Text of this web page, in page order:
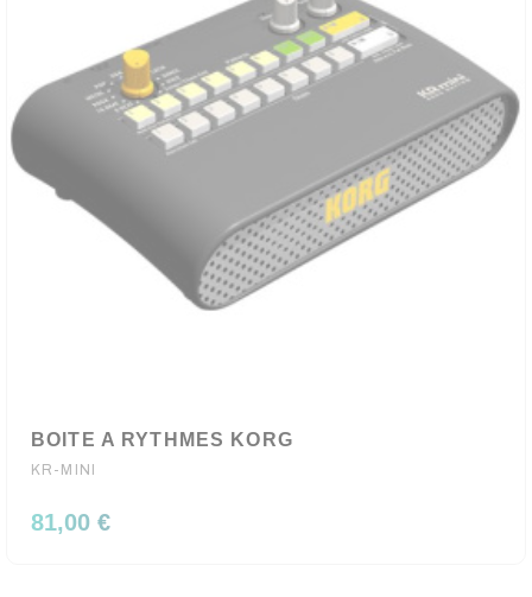
BOITE A RYTHMES KORG
KR-MINI
81,00 €